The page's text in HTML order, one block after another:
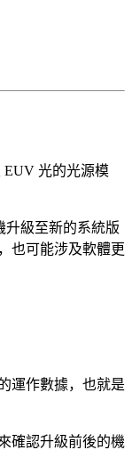
EUV 光的光源模
升級至新的系統版
也可能涉及軟體更
運作數據，也就是
確認升級前後的機